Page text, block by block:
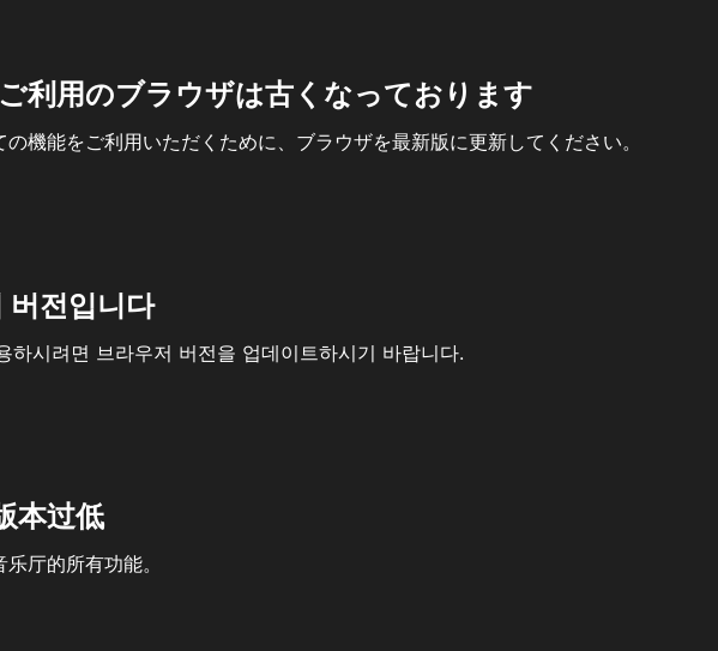
利用のブラウザは古くなっております
機能をご利用いただくために、ブラウザを最新版に更新してください。
버전입니다
하시려면 브라우저 버전을 업데이트하시기 바랍니다.
本过低
厅的所有功能。